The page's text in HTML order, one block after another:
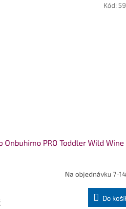
Onbuhimo PRO Toddler Wild Wine
Na objednávku 7-
Do
Kód: